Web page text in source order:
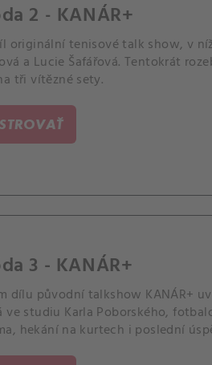
2 - KANÁR+
originální tenisové talk show, v
a Lucie Šafářová. Tentokrát
tři vítězné sety.
3 - KANÁR+
dílu původní talkshow KANÁR+
ve studiu Karla Poborského,
hekání na kurtech i poslední